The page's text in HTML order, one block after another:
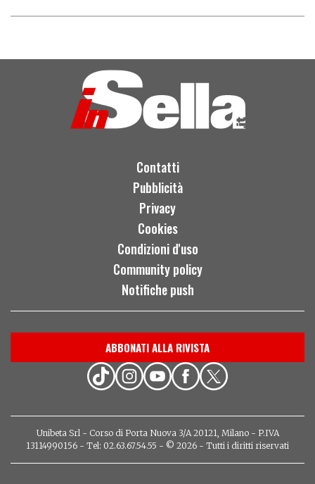
Contatti
Pubblicità
Privacy
Cookies
Condizioni d'uso
Community policy
Notifiche push
ABBONATI ALLA RIVISTA
Unibeta Srl - Corso di Porta Nuova 3/A 20121, Milano - P.IVA
13114990156 - Tel: 02.63.67.54.55 - © 2026 - Tutti i diritti riservati